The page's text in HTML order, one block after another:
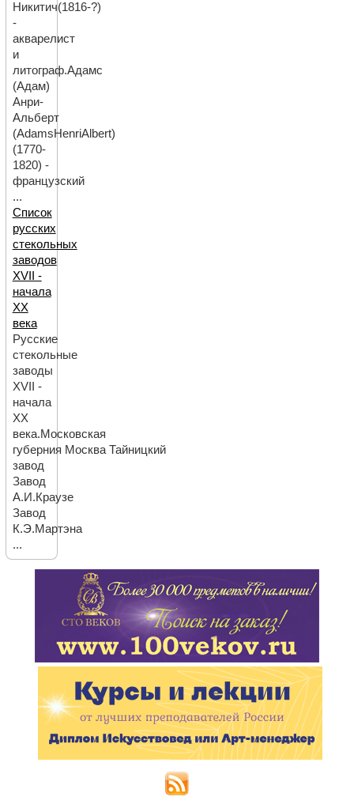
Никитич(1816-?)
-
акварелист
и
литограф.Адамс
(Адам)
Анри-
Альберт
(AdamsHenriAlbert)
(1770-
1820) -
французский
...
Список
русских
стекольных
заводов
XVII -
начала
ХХ
века
Русские
стекольные
заводы
XVII -
начала
ХХ
века.Московская
губерния Москва Тайницкий
завод
Завод
А.И.Краузе
Завод
К.Э.Мартэна
...